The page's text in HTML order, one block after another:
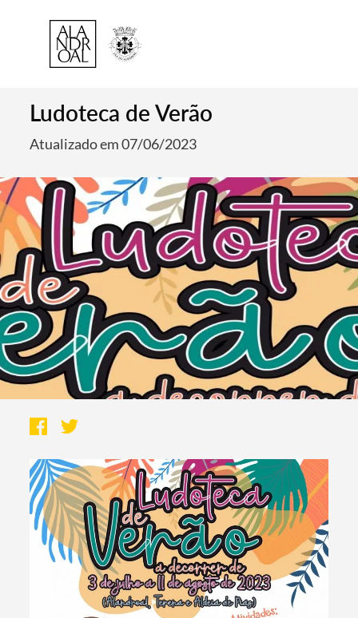
Ludoteca de Verão
Atualizado em 07/06/2023